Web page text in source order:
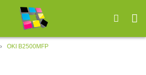
OKI B2500MFP